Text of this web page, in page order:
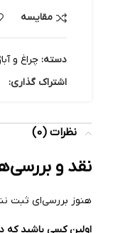
مقایسه
دسته: چراغ و
اشتراک گذاری:
نظرات (0)
نقد و
هنوز بررسی‌ای ثبت
اولین کسی باشید که